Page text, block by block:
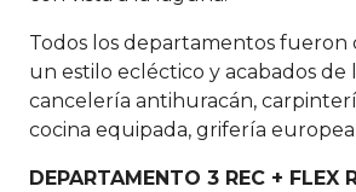
Todos los departamentos fueron
un estilo ecléctico y acabados de
cancelería antihuracán,
cocina equipada, grifería
DEPARTAMENTO 3 REC + FLEX